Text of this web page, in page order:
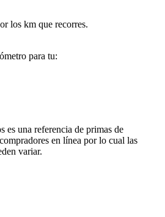
los km que recorres.
para tu:
es una referencia de primas de
en línea por lo cual las
variar.